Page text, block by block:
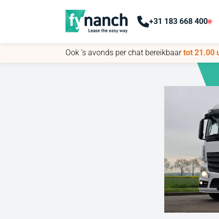
+31 183 668 400
Ook 's avonds per chat bereikbaartot 21.00
+31 183 668 400
Ook 's avonds per chat bereikbaartot 21.00